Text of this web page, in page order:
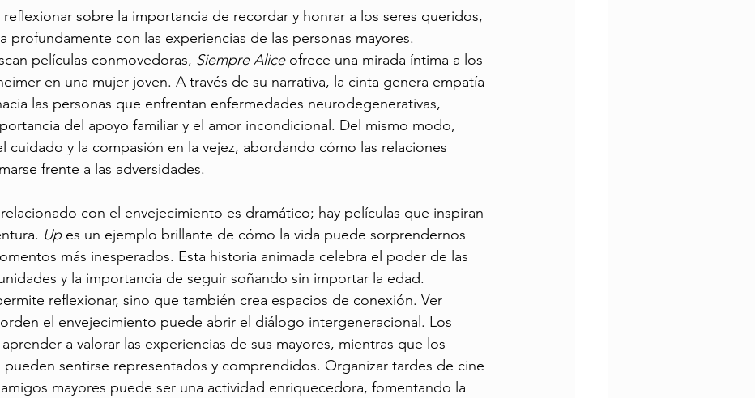
reflexionar sobre la importancia de recordar y honrar a los seres queridos,
profundamente con las experiencias de las personas mayores.
películas conmovedoras, Siempre Alice ofrece una mirada íntima a los
en una mujer joven. A través de su narrativa, la cinta genera empatía
las personas que enfrentan enfermedades neurodegenerativas,
del apoyo familiar y el amor incondicional. Del mismo modo,
cuidado y la compasión en la vejez, abordando cómo las relaciones
frente a las adversidades.
con el envejecimiento es dramático; hay películas que inspiran
Up es un ejemplo brillante de cómo la vida puede sorprendernos
más inesperados. Esta historia animada celebra el poder de las
y la importancia de seguir soñando sin importar la edad.
reflexionar, sino que también crea espacios de conexión. Ver
el envejecimiento puede abrir el diálogo intergeneracional. Los
a valorar las experiencias de sus mayores, mientras que los
pueden sentirse representados y comprendidos. Organizar tardes de cine
mayores puede ser una actividad enriquecedora, fomentando la